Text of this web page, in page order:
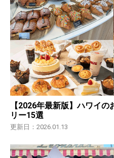
【2026年最新版】ハワイ
リー15選
更新日：2026.01.13